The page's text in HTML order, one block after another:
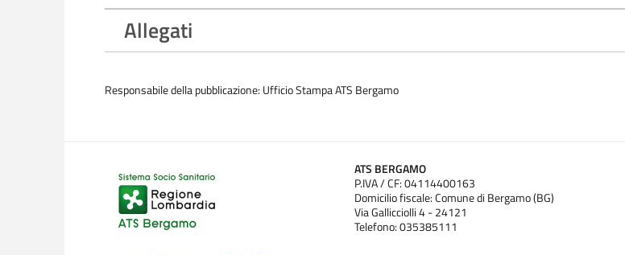
Allegati
Responsabile della pubblicazione: Ufficio Stampa ATS Bergamo
ATS BERGAMO
P.IVA / CF: 04114400163
Domicilio fiscale: Comune di Bergamo (BG)
Via Gallicciolli 4 - 24121
Telefono: 035385111